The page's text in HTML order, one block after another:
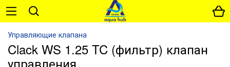
Управляющие клапана
Clack WS 1.25 TC (фильтр) клапан
управления